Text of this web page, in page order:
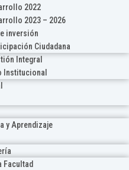
2022
2023 – 2026
inversión
Ciudadana
Integral
Institucional
y Aprendizaje
Facultad